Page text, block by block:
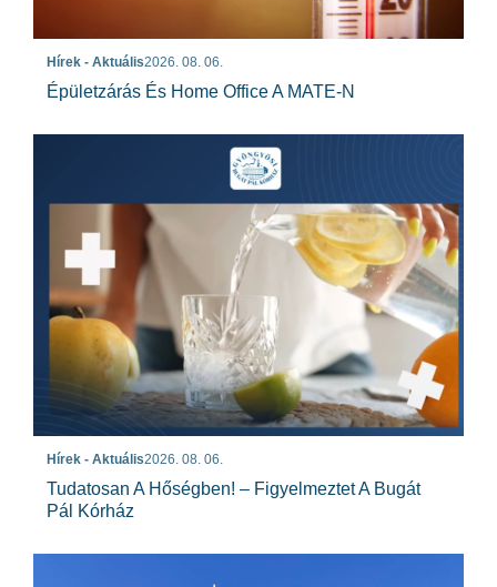
Hírek - Aktuális2026. 08. 06.
Épületzárás És Home Office A MATE-N
Hírek - Aktuális2026. 08. 06.
Tudatosan A Hőségben! – Figyelmeztet A Bugát
Pál Kórház